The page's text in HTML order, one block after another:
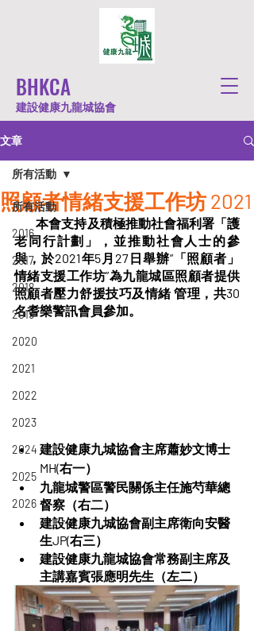
BHKCA
建設健康九龍城協會
文章
所有活動
2016
2017
2018
2019
2020
2021
2022
2023
2024
2025
2026
所有活動
照顧者情緒支援工作坊 2021
         本會支持及積極推動社會福利署「護
老同行計劃」，並推動社會人士的參
與，於2021年5月27日舉辦”「照顧者」
情緒支援工作坊”為九龍城區照顧者提供
照顧者壓力舒援技巧及情緒 管理，共30
名耆樂警訊會員參加。
建設健康九城協會主席蕭妙文博士
MH(右一）
九龍城警區警民關係主任施芍華總
督察（右二）
建設健康九城協會副主席衛向安醫
生JP(右三）
建設健康九龍城協會常務副主席及
主講嘉賓張應明先生（左二）